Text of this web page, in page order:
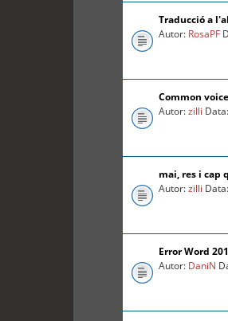
Traducció a
Autor: RosaPF
Common voice
Autor:zilli
mai, res i cap
Autor:zilli
Error Word
Autor: DaniN